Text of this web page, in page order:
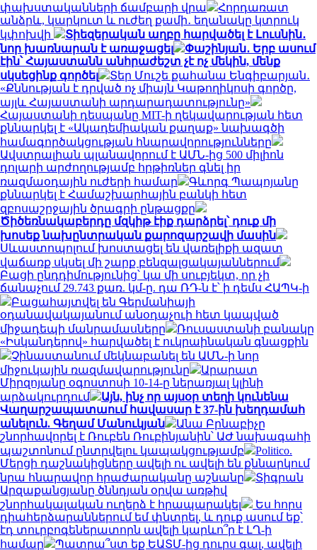
փախստականների ճամբարի վրա
Հորդառատ
անձրև, կարկուտ և ուժեղ քամի․ եղանակը կտրուկ
կփոխվի
Տիեզերական աղբը հարվածել է Լուսնին․
նոր խառնարան է առաջացել
Փաշինյան․ Երբ ասում
էին՝ Հայաստանն անհրաժեշտ չէ ոչ մեկին, մենք
սկսեցինք գործել
Տեր Մուշե քահանա Ենգիբարյան․
«Քննության է դրված ոչ միայն Կաթողիկոսի գործը,
այլև Հայաստանի արդարադատությունը»
Հայաստանի դեսպանը MIT-ի ղեկավարության հետ
քննարկել է «Ակադեմիական քաղաք» նախագծի
համագործակցության հնարավորությունները
Ավստրալիան պլանավորում է ԱՄՆ-ից 500 միլիոն
դոլարի արժողությամբ հրթիռներ գնել իր
ռազմաօդային ուժերի համար
Գևորգ Պապոյանը
քննարկել է Համաշխարհային բանկի հետ
զբոսաշրջային ծրագրի ընթացքը
Ծիծեռնակաբերդը մզկիթ էիք դարձրել՝ դուք մի
խոսեք նախընտրական քարոզարշավի մասին
Սևաստոպոլում խոստացել են վառելիքի ազատ
վաճառք սկսել մի շարք բենզալցակայաններում
Բացի ընդդիմությունից՝ կա մի սուբյեկտ, որ չի
ճանաչում 29.743 քառ. կմ-ը. դա ՌԴ-ն է՝ ի դեմս ՀԱՊԿ-ի
Բացահայտվել են Գերմանիայի
օդանավակայանում անօդաչուի հետ կապված
միջադեպի մանրամասները
Ռուսաստանի բանակը
«Իսկանդերով» հարվածել է ուկրաինական գնացքին
Չինաստանում մեկնաբանել են ԱՄՆ-ի նոր
միջուկային ռազմավարությունը
Արարատ
Միրզոյանը օգոստոսի 10-14-ը ներառյալ կլինի
արձակուրդում
Այն, ինչ որ այսօր տեղի կունենա
Վաղարշապատաում հավասար է 37-ին խեղդամահ
անելուն. Գեղամ Մանուկյան
Անա Բրնաբիչը
շնորհավորել է Ռուբեն Ռուբինյանին՝ ԱԺ նախագահի
պաշտոնում ընտրվելու կապակցությամբ
Politico.
Մերցի դաշնակիցները ավելի ու ավելի են քննարկում
նրա հնարավոր հրաժարականը աշնանը
Տիգրան
Արզաքանցյանը ծննդյան օրվա առթիվ
շնորհակալական ուղերձ է հրապարակել
Ես հորս
դիահերձարաններում եմ փնտրել, և դուք ասում եք՝
էդ տուրբոգեներատորն ավելի կարևո՞ր է ԼՂ-ի
համար
Պատրա՞ստ եք ԵԱՏՄ-ից դուրս գալ, ավելի